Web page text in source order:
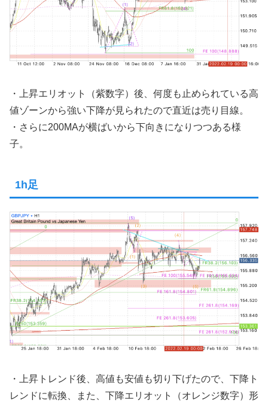
・上昇エリオット（紫数字）後、何度も止められている高
値ゾーンから強い下降が見られたので直近は売り目線。
・さらに200MAが横ばいから下向きになりつつある様
子。
1h足
・上昇トレンド後、高値も安値も切り下げたので、下降ト
レンドに転換、また、下降エリオット（オレンジ数字）形